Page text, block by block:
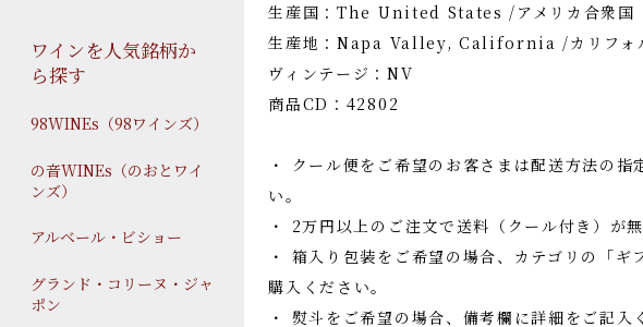
ワインを人気銘柄か
ら探す
98WINEs（98ワインズ）
の音WINEs（のおとワイ
ンズ）
アルベール・ビショー
グランド・コリーヌ・ジャ
ポン
生産国：The United States /アメリカ合衆国
生産地：Napa Valley, California /カリフォ
ヴィンテージ：NV
商品CD：42802
・ クール便をご希望のお客さまは配送方法の指
い。
・ 2万円以上のご注文で送料（クール付き）が無
・ 箱入り包装をご希望の場合、カテゴリの「ギ
購入ください。
・ 熨斗をご希望の場合、備考欄に詳細をご記入